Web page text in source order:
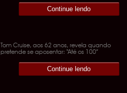
Continue lendo
Tom Cruise, aos 62 anos, revela quando
pretende se aposentar: “Até os 100”
Continue lendo